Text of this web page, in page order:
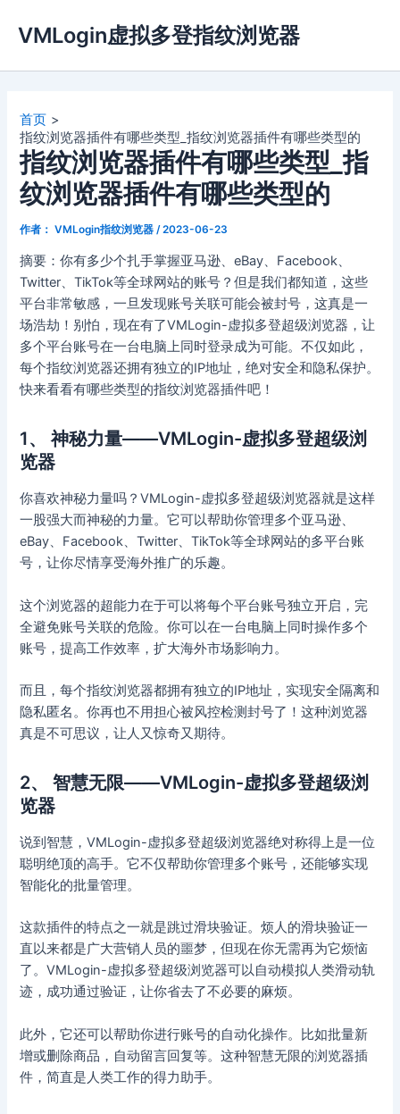
容
VMLogin虚拟多登指纹浏览器
首页
指纹浏览器插件有哪些类型_指纹浏览器插件有哪些类型的
指纹浏览器插件有哪些类型_指
纹浏览器插件有哪些类型的
作者： VMLogin指纹浏览器 /2023-06-23
摘要：你有多少个扎手掌握亚马逊、eBay、Facebook、
Twitter、TikTok等全球网站的账号？但是我们都知道，这些
平台非常敏感，一旦发现账号关联可能会被封号，这真是一
场浩劫！别怕，现在有了VMLogin-虚拟多登超级浏览器，让
多个平台账号在一台电脑上同时登录成为可能。不仅如此，
每个指纹浏览器还拥有独立的IP地址，绝对安全和隐私保护。
快来看看有哪些类型的指纹浏览器插件吧！
1、 神秘力量——VMLogin-虚拟多登超级浏
览器
你喜欢神秘力量吗？VMLogin-虚拟多登超级浏览器就是这样
一股强大而神秘的力量。它可以帮助你管理多个亚马逊、
eBay、Facebook、Twitter、TikTok等全球网站的多平台账
号，让你尽情享受海外推广的乐趣。
这个浏览器的超能力在于可以将每个平台账号独立开启，完
全避免账号关联的危险。你可以在一台电脑上同时操作多个
账号，提高工作效率，扩大海外市场影响力。
而且，每个指纹浏览器都拥有独立的IP地址，实现安全隔离和
隐私匿名。你再也不用担心被风控检测封号了！这种浏览器
真是不可思议，让人又惊奇又期待。
2、 智慧无限——VMLogin-虚拟多登超级浏
览器
说到智慧，VMLogin-虚拟多登超级浏览器绝对称得上是一位
聪明绝顶的高手。它不仅帮助你管理多个账号，还能够实现
智能化的批量管理。
这款插件的特点之一就是跳过滑块验证。烦人的滑块验证一
直以来都是广大营销人员的噩梦，但现在你无需再为它烦恼
了。VMLogin-虚拟多登超级浏览器可以自动模拟人类滑动轨
迹，成功通过验证，让你省去了不必要的麻烦。
此外，它还可以帮助你进行账号的自动化操作。比如批量新
增或删除商品，自动留言回复等。这种智慧无限的浏览器插
件，简直是人类工作的得力助手。